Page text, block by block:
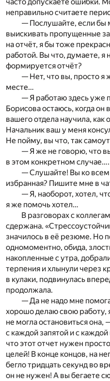
часто допускаете ошибки.
неправильно считаете
— Послушайте, если бы
выискивать пропущенные
на отчёт, я бы тоже
работой. Вы что, думаете, я
формируется отчёт?
— Нет, что вы, просто я
месте…
— Я работаю здесь уже
Борисова остаюсь, когда он
вашего отдела научила, как
Начальник ваш у меня
Не пойму, вы что, так
— Я же не говорю, что
в этом конкретном случае….
— Слушайте! Вы ко всем
избранная? Пишите мне в
— Я, наоборот, хотел,
я же помочь хотел…
В разговорах с
сдержана.
значилось в её резюме. Но
одномоментно, обида,
накопленные с утра,
терпения и хлынули через
в кулаки, подвинулась
продолжала.
— Да не надо мне
хорошо делаю свою работу,
не могла остановиться она,
с каждой запятой и с
что этот отчет нужен
целей! В конце концов, на
бегло тридцать секунд во
он не нужен! А вы бегаете